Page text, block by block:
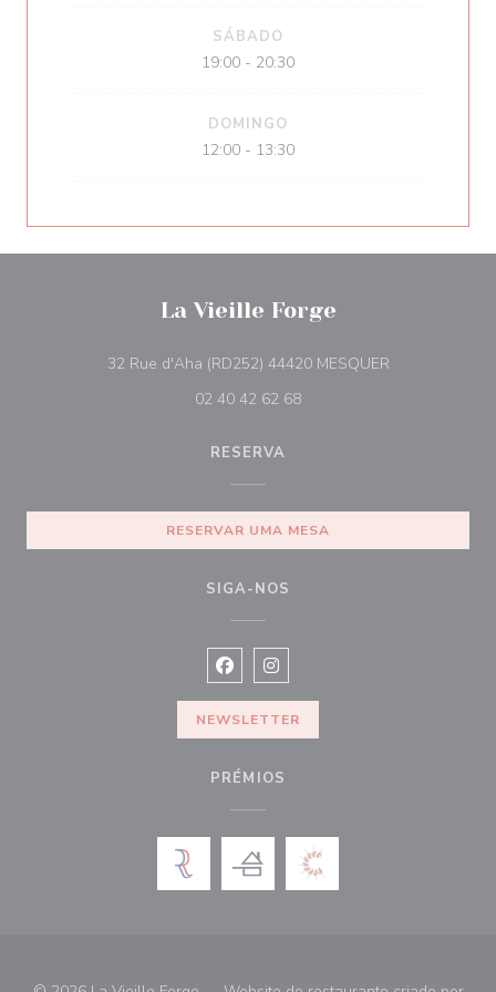
SÁBADO
19:00 - 20:30
DOMINGO
12:00 - 13:30
La Vieille Forge
32 Rue d'Aha (RD252) 44420 MESQUER((abre numa
02 40 42 62 68
RESERVA
RESERVAR UMA MESA
SIGA-NOS
Facebook ((abre numa nova janela))
Instagram ((abre numa nova
NEWSLETTER
PRÉMIOS